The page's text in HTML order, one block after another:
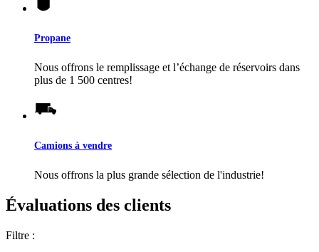
Propane
Nous offrons le remplissage et l’échange de réservoirs dans
plus de 1 500 centres!
Camions à vendre
Nous offrons la plus grande sélection de l'industrie!
Évaluations des clients
Filtre :